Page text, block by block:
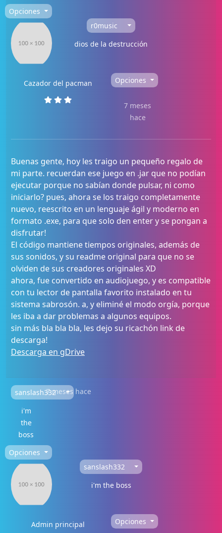
Opciones
r0music
dios de la destrucción
Cazador del pacman Opciones
7 meses
hace
Buenas gente, hoy les traigo un pequeño regalo de
mi parte. recuerdan ese juego en .jar que no podían
ejecutar porque no sabían donde pulsar, ni como
iniciarlo? pues, ahora se los traigo completamente
nuevo, reescrito en un lenguaje ágil y moderno en
formato .exe, para que solo den enter y se pongan a
disfrutar!
El código mantiene tiempos originales, además de
sus sonidos, y su readme original para que no se
olviden de sus creadores originales XD
ahora, fue convertido en audiojuego, y es compatible
con tu lector de pantalla favorito instalado en tu
sistema sabrosón. a, y eliminé el modo orgía, porque
les iba a dar problemas a algunos equipos.
sin más bla bla bla, les dejo su ricachón link de
descarga!
Descarga en gDrive
sanslash332
i'm
the
boss
7 meses hace
Opciones
sanslash332
i'm the boss
Admin principal Opciones